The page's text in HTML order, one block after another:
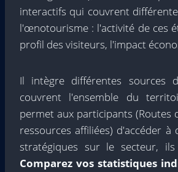
interactifs qui couvrent
l'œnotourisme : l'activité de ces
profil des visiteurs, l'impact
Il intègre différentes sources
couvrent l'ensemble du
permet aux participants (Routes
ressources affiliées) d'accéder à
stratégiques sur le secteur,
Comparez vos statistiques